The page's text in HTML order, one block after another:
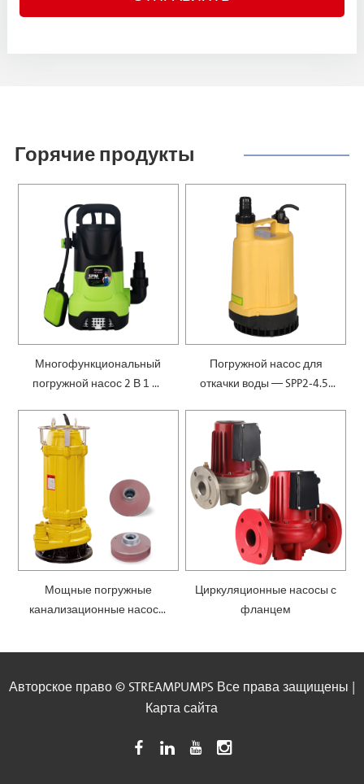
Горячие продукты
Многофункциональный
погружной насос 2 В 1 —
Погружной насос для
откачки воды — SPP2-4.5-
Мощные погружные
канализационные насосы
Циркуляционные насосы с
фланцем
Авторское право © STREAMPUMPS Все права защищены |
Карта сайта